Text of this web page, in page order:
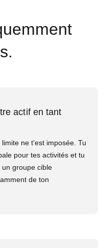
actif en tant
ne t'est imposée. Tu
pour tes activités et tu
groupe cible
de ton